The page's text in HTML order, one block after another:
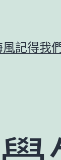
風記得我